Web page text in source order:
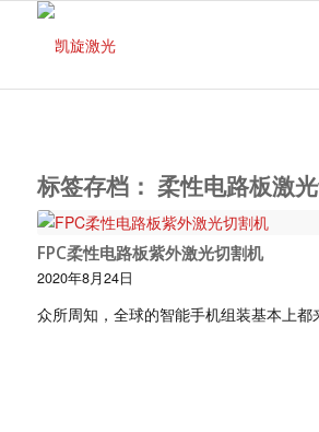
标签存档： 柔性电路板激
FPC柔性电路板紫外激光切割机
2020年8月24日
众所周知，全球的智能手机组装基本上